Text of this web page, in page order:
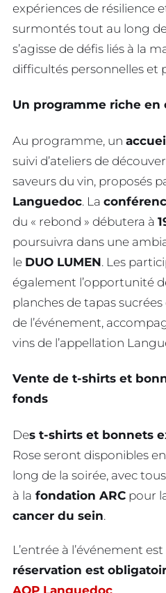
expériences de résilience
surmontés tout au long de
s’agisse de défis liés à la
difficultés personnelles et
Un programme riche en
Au programme, un
suivi d’ateliers de
saveurs du vin, proposés
Languedoc. La
du « rebond » débutera à
poursuivra dans une
le DUO LUMEN. Les
également l’opportunité
planches de tapas
de l’événement,
vins de l’appellation
Vente de t-shirts et
fonds
Des t-shirts et bonnets
Rose seront disponibles
long de la soirée, avec
à la fondation ARC pour
cancer du sein.
L’entrée à l’événement
réservation est
AOP Languedoc